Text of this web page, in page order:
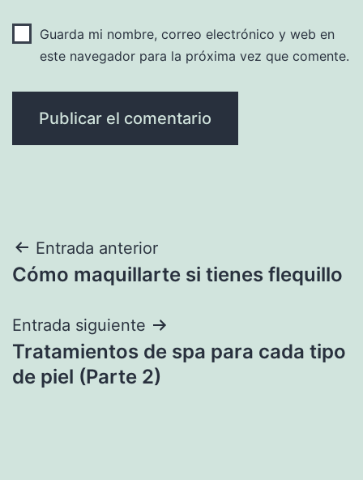
Guarda mi nombre, correo electrónico y web en
este navegador para la próxima vez que comente.
Navegación
de
entradas
Entrada anterior
Cómo maquillarte si tienes flequillo
Entrada siguiente
Tratamientos de spa para cada tipo
de piel (Parte 2)